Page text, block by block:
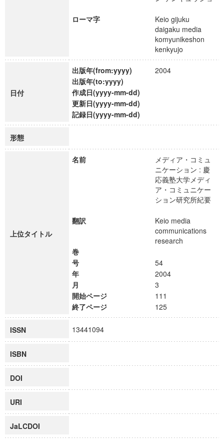
ローマ字
Keio gijuku
daigaku media
komyunikeshon
kenkyujo
日付
出版年(from:yyyy)
2004
出版年(to:yyyy)
作成日(yyyy-mm-dd)
更新日(yyyy-mm-dd)
記録日(yyyy-mm-dd)
形態
上位タイトル
名前
メディア・コミュ
ニケーション : 慶
応義塾大学メディ
ア・コミュニケー
ション研究所紀要
翻訳
Keio media
communications
research
巻
号
54
年
2004
月
3
開始ページ
111
終了ページ
125
ISSN 13441094
ISBN
DOI
URI
JaLCDOI